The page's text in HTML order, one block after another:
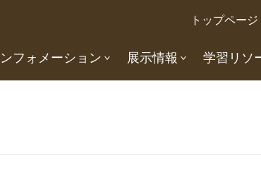
トップページ
フォメーション 展示情報 学習リソ